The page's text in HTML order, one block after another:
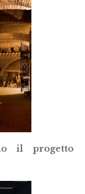
il progetto